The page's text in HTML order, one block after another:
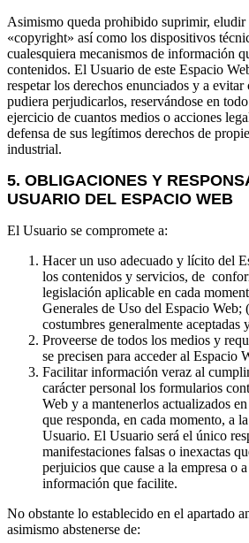
Asimismo queda prohibido suprimir,
«copyright» así como los dispositivos
cualesquiera mecanismos de información
contenidos. El Usuario de este Espacio
respetar los derechos enunciados y a
pudiera perjudicarlos, reservándose en
ejercicio de cuantos medios o acciones
defensa de sus legítimos derechos de
industrial.
5. OBLIGACIONES Y
USUARIO DEL ESPACIO WEB
El Usuario se compromete a:
Hacer un uso adecuado y lícito del
los contenidos y servicios, de
legislación aplicable en cada
Generales de Uso del Espacio
costumbres generalmente
Proveerse de todos los medios y
se precisen para acceder al Espacio
Facilitar información veraz al
carácter personal los formularios
Web y a mantenerlos actualizados
que responda, en cada momento, a
Usuario. El Usuario será el único
manifestaciones falsas o inexactas
perjuicios que cause a la empresa o
información que facilite.
No obstante lo establecido en el apartado
asimismo abstenerse de: